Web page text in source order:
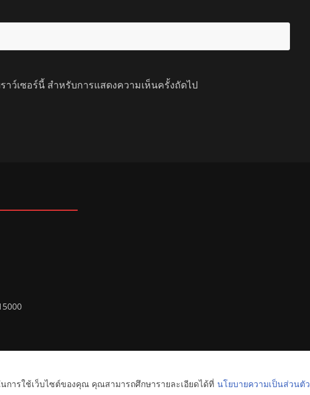
ว์เซอร์นี้ สำหรับการแสดงความเห็นครั้งถัดไป
ารใช้เว็บไซต์ของคุณ คุณสามารถศึกษารายละเอียดได้ที่ นโยบายความเป็นส่วนตัว